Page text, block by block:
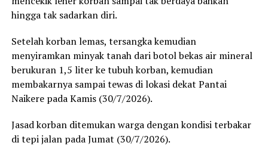
hingga tak sadarkan diri.
Setelah korban lemas, tersangka kemudian
menyiramkan minyak tanah dari botol bekas air mineral
berukuran 1,5 liter ke tubuh korban, kemudian
membakarnya sampai tewas di lokasi dekat Pantai
Naikere pada Kamis (30/7/2026).
Jasad korban ditemukan warga dengan kondisi terbakar
di tepi jalan pada Jumat (30/7/2026).